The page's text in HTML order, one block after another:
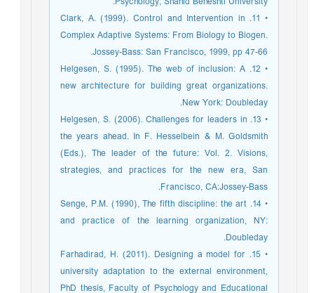
• 11. Clark, A. (1999). Control and Intervention in
Complex Adaptive Systems: From Biology to Biogen.
Jossey-Bass: San Francisco, 1999, pp 47-66.
• 12. Helgesen, S. (1995). The web of inclusion: A
new architecture for building great organizations.
New York: Doubleday.
• 13. Helgesen, S. (2006). Challenges for leaders in
the years ahead. In F. Hesselbein & M. Goldsmith
(Eds.), The leader of the future: Vol. 2. Visions,
strategies, and practices for the new era, San
Francisco, CA:Jossey-Bass.
• 14. Senge, P.M. (1990), The fifth discipline: the art
and practice of the learning organization, NY:
Doubleday.
• 15. Farhadirad, H. (2011). Designing a model for
university adaptation to the external environment,
PhD thesis, Faculty of Psychology and Educational